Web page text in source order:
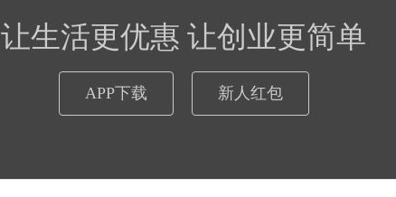
让生活更优惠 让创业更简单
APP下载 新人红包